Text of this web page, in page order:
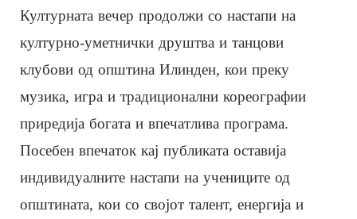
Културната вечер продолжи со настапи на
културно-уметнички друштва и танцови
клубови од општина Илинден, кои преку
музика, игра и традиционални кореографии
приредија богата и впечатлива програма.
Посебен впечаток кај публиката оставија
индивидуалните настапи на учениците од
општината, кои со својот талент, енергија и